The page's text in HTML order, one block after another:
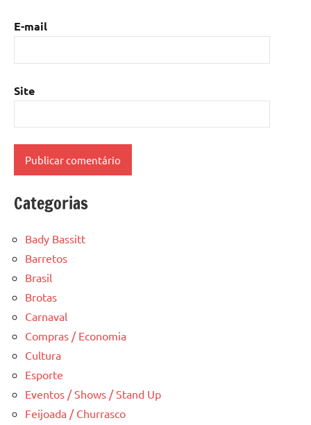
E-mail
Site
Categorias
Bady Bassitt
Barretos
Brasil
Brotas
Carnaval
Compras / Economia
Cultura
Esporte
Eventos / Shows / Stand Up
Feijoada / Churrasco